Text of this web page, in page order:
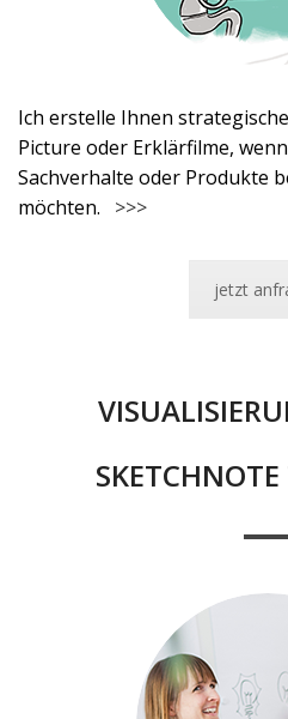
Ich erstelle Ihnen
Picture oder Erklärfilme,
Sachverhalte oder Produkte
möchten. >>>
jetzt